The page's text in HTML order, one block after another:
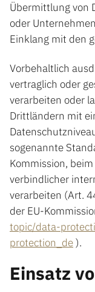
Übermittlung von
oder
Einklang mit den
Vorbehaltlich
vertraglich oder
verarbeiten oder
Drittländern mit
sogenannte
Kommission,
verbindlicher
verarbeiten (Art.
der EU-
topic/data-
protection_de).
Einsatz